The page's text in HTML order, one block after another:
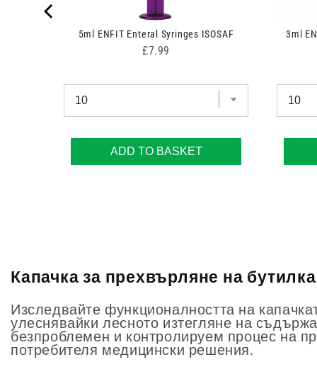
5ml ENFIT Enteral Syringes ISOSAF
Price
£7.99
ADD TO BASKET
3ml
Капачка за прехвърляне на бутилка
Изследвайте функционалността на
улеснявайки лесното изтегляне на
безпроблемен и контролируем процес на
потребителя медицински решения.